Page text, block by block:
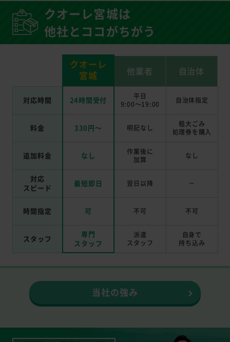
クオーレ宮城は
他社とココがちがう
クオーレ
宮城
他業者 自治体
対応時間 24時間受付
平日
9:00～19:00
自治体指定
料金 330円～ 明記なし
粗大ごみ
処理券を 購入
追加料金 なし
作業後に
加算
なし
対応
スピード
最短即日 翌日以降 －
時間指定 可 不可 不可
スタッフ
専門
スタッフ
派遣
スタッフ
自身で
持ち込み
当社の強み